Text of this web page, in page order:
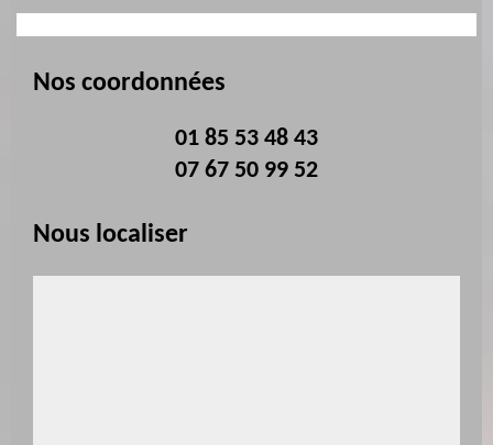
Nos coordonnées
01 85 53 48 43
07 67 50 99 52
Nous localiser